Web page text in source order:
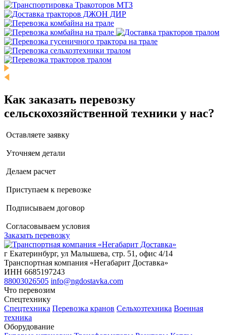
Как заказать перевозку
сельскохозяйственной техники у нас?
Оставляете заявку
Уточняем детали
Делаем расчет
Приступаем к перевозке
Подписываем договор
Согласовываем условия
Заказать перевозку
г Екатеринбург, ул Малышева, стр. 51, офис 4/14
Транспортная компания «Негабарит Доставка»
ИНН 6685197243
88003026505 info@ngdostavka.com
Что перевозим
Спецтехнику
Спецтехника Перевозка кранов Сельхозтехника Военная
техника
Оборудование